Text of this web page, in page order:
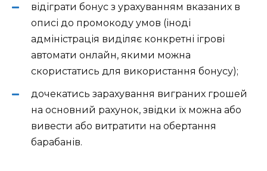
відіграти бонус з урахуванням вказаних в
описі до промокоду умов (іноді
адміністрація виділяє конкретні ігрові
автомати онлайн, якими можна
скористатись для використання бонусу);
дочекатись зарахування виграних грошей
на основний рахунок, звідки їх можна або
вивести або витратити на обертання
барабанів.